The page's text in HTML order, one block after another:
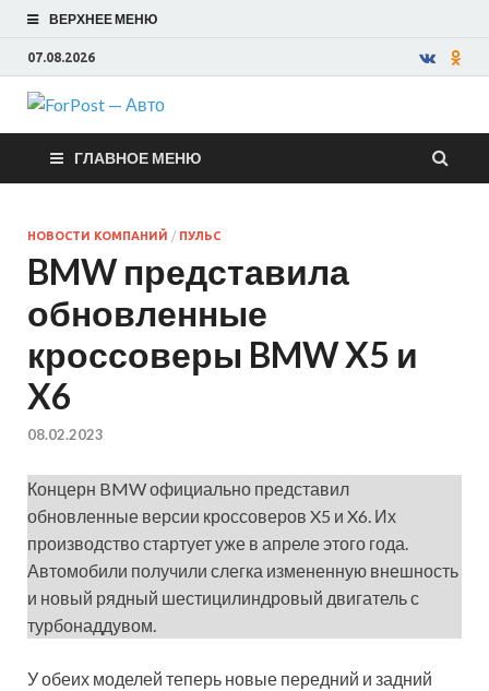
ВЕРХНЕЕ МЕНЮ
07.08.2026
ForPost —
Авто
ГЛАВНОЕ МЕНЮ
НОВОСТИ КОМПАНИЙ / ПУЛЬС
BMW представила
обновленные
кроссоверы BMW X5 и
X6
08.02.2023
Концерн BMW официально представил
обновленные версии кроссоверов X5 и X6. Их
производство стартует уже в апреле этого года.
Автомобили получили слегка измененную внешность
и новый рядный шестицилиндровый двигатель с
турбонаддувом.
У обеих моделей теперь новые передний и задний